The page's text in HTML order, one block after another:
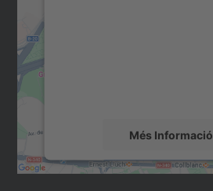
Més Informació
Accepta